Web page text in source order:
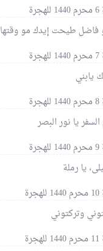
فاضل طيحت إيدك مو وقتها
يابني
السفر يا نور البصر
يا رملة
وتركتوني